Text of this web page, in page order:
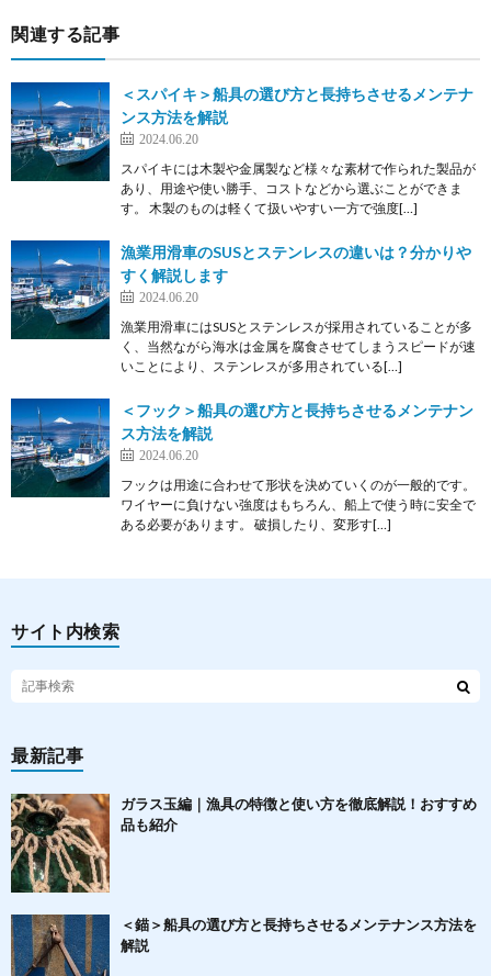
関連する記事
＜スパイキ＞船具の選び方と長持ちさせるメンテナ
ンス方法を解説
2024.06.20
スパイキには木製や金属製など様々な素材で作られた製品が
あり、用途や使い勝手、コストなどから選ぶことができま
す。 木製のものは軽くて扱いやすい一方で強度[…]
漁業用滑車のSUSとステンレスの違いは？分かりや
すく解説します
2024.06.20
漁業用滑車にはSUSとステンレスが採用されていることが多
く、当然ながら海水は金属を腐食させてしまうスピードが速
いことにより、ステンレスが多用されている[…]
＜フック＞船具の選び方と長持ちさせるメンテナン
ス方法を解説
2024.06.20
フックは用途に合わせて形状を決めていくのが一般的です。
ワイヤーに負けない強度はもちろん、船上で使う時に安全で
ある必要があります。 破損したり、変形す[…]
サイト内検索
最新記事
ガラス玉編｜漁具の特徴と使い方を徹底解説！おすすめ
品も紹介
＜錨＞船具の選び方と長持ちさせるメンテナンス方法を
解説